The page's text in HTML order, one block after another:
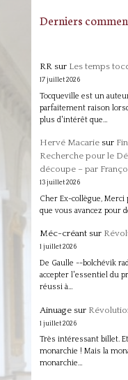
Derniers
RRsur Les temps
17 juillet 2026
Tocqueville est un
parfaitement raison
plus d'intérêt que…
Hervé Macariesur
Recherche pour le
découpe – par
13 juillet 2026
Cher Ex-collègue,
que vous avancez pour
Méc-créantsur
1 juillet 2026
De Gaulle --bolchévik
accepter l'essentiel du
réussi à…
Ainuagesur
1 juillet 2026
Très intéressant billet.
monarchie ! Mais la
monarchie…